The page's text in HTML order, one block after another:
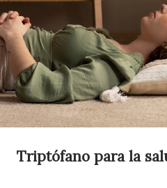
Triptófano para la